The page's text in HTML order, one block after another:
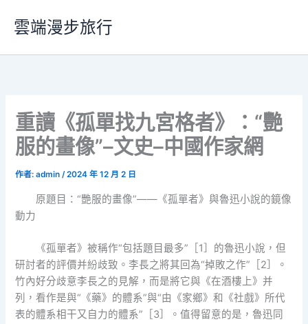
要
雲端漫步旅行
重讀《孤單找九宮格者》：“艷
服的畫像”–文史–中國作家網
作者:admin/2024 年 12 月 2 日
原題目：“艷服的畫像”——《孤單者》與魯迅小說的鏡像
動力
《孤單者》被稱作“包括題目最多”［1］的魯迅小說，但
研討者的評價并紛歧致。李長之將其回為“掉敗之作”［2］。
竹內好分歧意李長之的見解，而是將它與《在酒樓上》并
列，看作是與“《藥》的體系”與“由《家鄉》和《社戲》所代
表的體系相干又自力的體系”［3］。值得留意的是，魯迅同